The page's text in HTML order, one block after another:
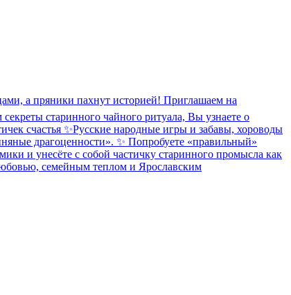
а пряники пахнут историей! Приглашаем на
старинного чайного ритуала, Вы узнаете о
счастья ✨Русские народные игры и забавы, хороводы
драгоценности». ✨ Попробуете «правильный»
и унесёте с собой частичку старинного промысла как
семейным теплом и Ярославским